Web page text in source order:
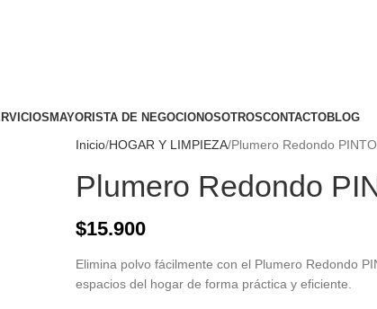
MAYORISTA DE NEGOCIONOSOTROSCONTACTOBLOG
Inicio HOGAR Y LIMPIEZA Plumero Redondo PINTO
Plumero Redondo
$15.900
Elimina polvo fácilmente con el Plumero Redondo
espacios del hogar de forma práctica y eficiente.